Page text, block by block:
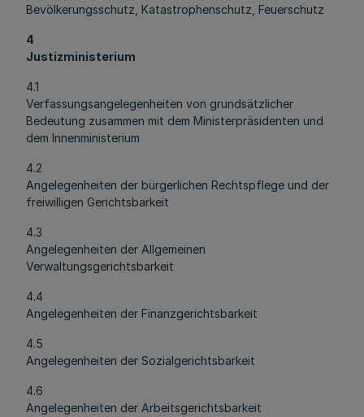
Bevölkerungsschutz, Katastrophenschutz, Feuerschutz
4
Justizministerium
4.1
Verfassungsangelegenheiten von grundsätzlicher
Bedeutung zusammen mit dem Ministerpräsidenten und
dem Innenministerium
4.2
Angelegenheiten der bürgerlichen Rechtspflege und der
freiwilligen Gerichtsbarkeit
4.3
Angelegenheiten der Allgemeinen
Verwaltungsgerichtsbarkeit
4.4
Angelegenheiten der Finanzgerichtsbarkeit
4.5
Angelegenheiten der Sozialgerichtsbarkeit
4.6
Angelegenheiten der Arbeitsgerichtsbarkeit